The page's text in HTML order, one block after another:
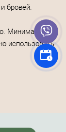
бровей.
Минимальная
использовать